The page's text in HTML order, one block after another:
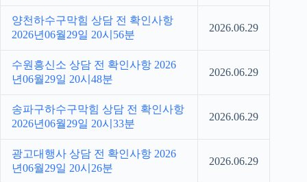
양천하수구막힘 상담 전 확인사항
2026년06월29일 20시56분
2026.06.29
수원흥신소 상담 전 확인사항 2026
년06월29일 20시48분
2026.06.29
송파구하수구막힘 상담 전 확인사항
2026년06월29일 20시33분
2026.06.29
광고대행사 상담 전 확인사항 2026
년06월29일 20시26분
2026.06.29